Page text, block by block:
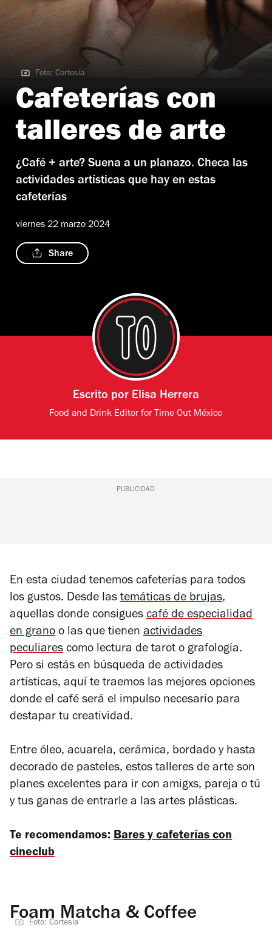
Foto: Cortesía
Foto: Cortesía
Cafeterías con
talleres de arte
¿Café + arte? Suena a un planazo. Checa las
actividades artísticas que hay en estas
cafeterías
viernes 22 marzo 2024
Share
Escrito por Elisa Herrera
Food and Drink Editor for Time Out México
PUBLICIDAD
En esta ciudad tenemos cafeterías para todos
los gustos. Desde las temáticas de brujas,
aquellas donde consigues café de especialidad
en grano o las que tienen actividades
peculiares como lectura de tarot o grafología.
Pero si estás en búsqueda de actividades
artísticas, aquí te traemos las mejores opciones
donde el café será el impulso necesario para
destapar tu creatividad.
Entre óleo, acuarela, cerámica, bordado y hasta
decorado de pasteles, estos talleres de arte son
planes excelentes para ir con amigxs, pareja o tú
y tus ganas de entrarle a las artes plásticas.
Te recomendamos: Bares y cafeterías con
cineclub
Foam Matcha & Coffee
Foto: Cortesía